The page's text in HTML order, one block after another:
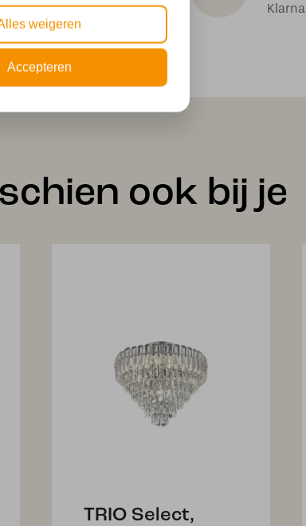
Klarna
ook bij je
TRIO Select,
weigeren
Accepteren